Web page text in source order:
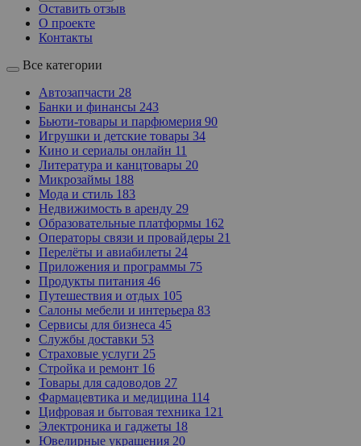
Оставить отзыв
О проекте
Контакты
Все категории
Автозапчасти 28
Банки и финансы 243
Бьюти-товары и парфюмерия 90
Игрушки и детские товары 34
Кино и сериалы онлайн 11
Литература и канцтовары 20
Микрозаймы 188
Мода и стиль 183
Недвижимость в аренду 29
Образовательные платформы 162
Операторы связи и провайдеры 21
Перелёты и авиабилеты 24
Приложения и программы 75
Продукты питания 46
Путешествия и отдых 105
Салоны мебели и интерьера 83
Сервисы для бизнеса 45
Службы доставки 53
Страховые услуги 25
Стройка и ремонт 16
Товары для садоводов 27
Фармацевтика и медицина 114
Цифровая и бытовая техника 121
Электроника и гаджеты 18
Ювелирные украшения 20